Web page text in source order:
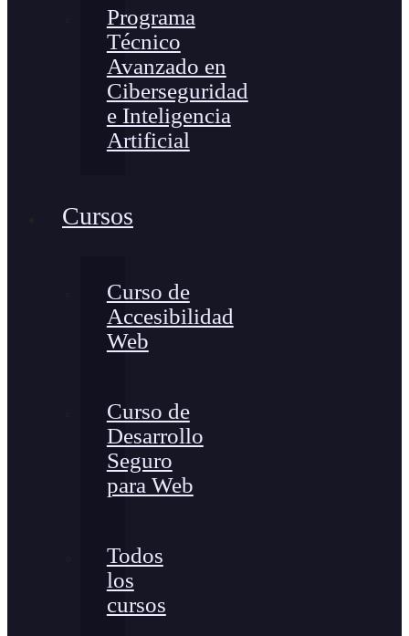
Programa
Técnico
Avanzado en
Ciberseguridad
e Inteligencia
Artificial
Cursos
Curso de
Accesibilidad
Web
Curso de
Desarrollo
Seguro
para Web
Todos
los
cursos